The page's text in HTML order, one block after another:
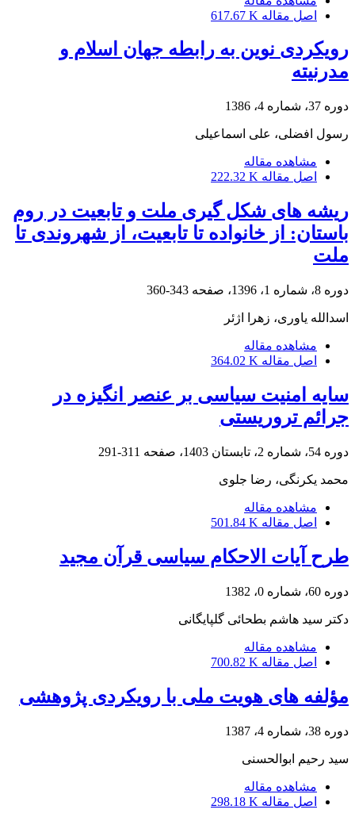
اصل مقاله 617.67 K
رویکردی نوین به رابطه جهان اسلام و
مدرنیته
دوره 37، شماره 4، 1386
رسول افضلی، علی اسماعیلی
مشاهده مقاله
اصل مقاله 222.32 K
ریشه های شکل گیری ملت و تابعیت در روم
باستان: از خانواده تا تابعیت، از شهروندی تا
ملت
دوره 8، شماره 1، 1396، صفحه 343-360
اسدالله یاوری، زهرا اژئر
مشاهده مقاله
اصل مقاله 364.02 K
سایه امنیت سیاسی بر عنصر انگیزه در
جرائم تروریستی
دوره 54، شماره 2، تابستان 1403، صفحه 311-291
محمد یکرنگی، رضا جلوی
مشاهده مقاله
اصل مقاله 501.84 K
طرح آیات الاحکام سیاسی قرآن مجید
دوره 60، شماره 0، 1382
دکتر سید هاشم بطحائی گلپایگانی
مشاهده مقاله
اصل مقاله 700.82 K
مؤلفه های هویت ملی با رویکردی پژوهشی
دوره 38، شماره 4، 1387
سید رحیم ابوالحسنی
مشاهده مقاله
اصل مقاله 298.18 K